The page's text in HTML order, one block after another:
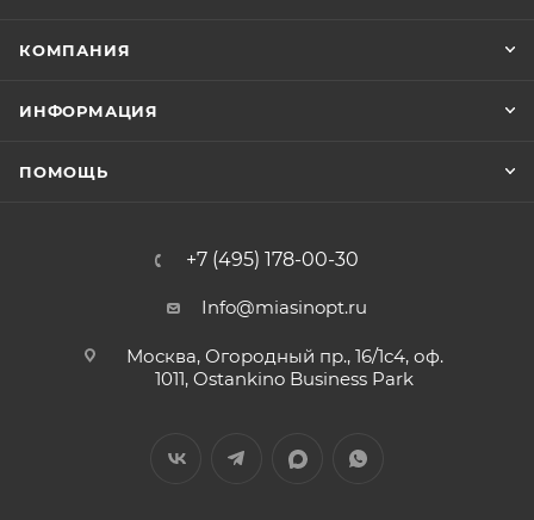
КОМПАНИЯ
ИНФОРМАЦИЯ
ПОМОЩЬ
+7 (495) 178-00-30
Info@miasinopt.ru
Москва, Огородный пр., 16/1с4, оф.
1011, Ostankino Business Park